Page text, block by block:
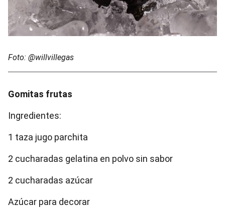
Foto: @willvillegas
Gomitas frutas
Ingredientes:
1 taza jugo parchita
2 cucharadas gelatina en polvo sin sabor
2 cucharadas azúcar
Azúcar para decorar